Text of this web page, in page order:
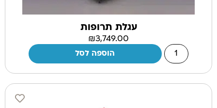
עגלת תרופות
₪3,749.00
הוספה לסל